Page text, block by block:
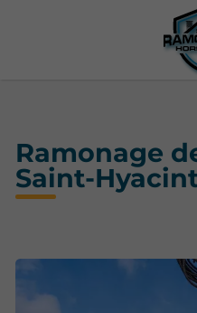
Ramonage
Saint-